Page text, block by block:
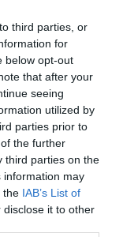
third parties, or
for
below opt-out
that after your
seeing
utilized by
parties prior to
the further
third parties on the
information may
the IAB’s List of
it to other
αυτούς
Κάποτε πίστευα
η Ομάδα
ίσως
με anime.
να το
έρχονται. Είναι